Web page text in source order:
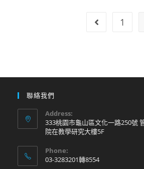
1
聯絡我們
Address:
333桃園市龜山區文化一路250號
院在教學研究大樓5F
Phone:
03-3283201轉8554